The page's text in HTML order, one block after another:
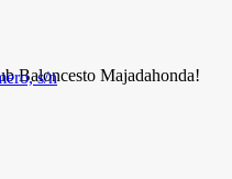
Baloncesto Majadahonda!
s/n